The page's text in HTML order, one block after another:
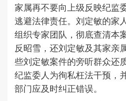
家属再不要向上级反映纪监
逃避法律责任。刘定敏的家
组织专家团队，彻底查清本
反昭雪，还刘定敏及其家亲
些刘定敏案件的旁听群众还
纪监委人为徇私枉法干预，
部门应及时纠正错误。